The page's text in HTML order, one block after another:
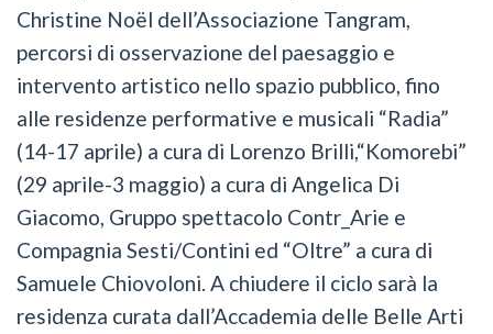
Christine Noël dell’Associazione Tangram,
percorsi di osservazione del paesaggio e
intervento artistico nello spazio pubblico, fino
alle residenze performative e musicali “Radia”
(14-17 aprile) a cura di Lorenzo Brilli,“Komorebi”
(29 aprile-3 maggio) a cura di Angelica Di
Giacomo, Gruppo spettacolo Contr_Arie e
Compagnia Sesti/Contini ed “Oltre” a cura di
Samuele Chiovoloni. A chiudere il ciclo sarà la
residenza curata dall’Accademia delle Belle Arti